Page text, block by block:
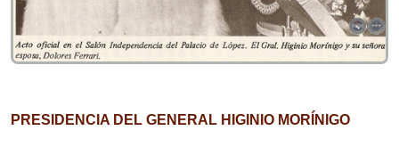
PRESIDENCIA DEL GENERAL HIGINIO MORÍNIGO